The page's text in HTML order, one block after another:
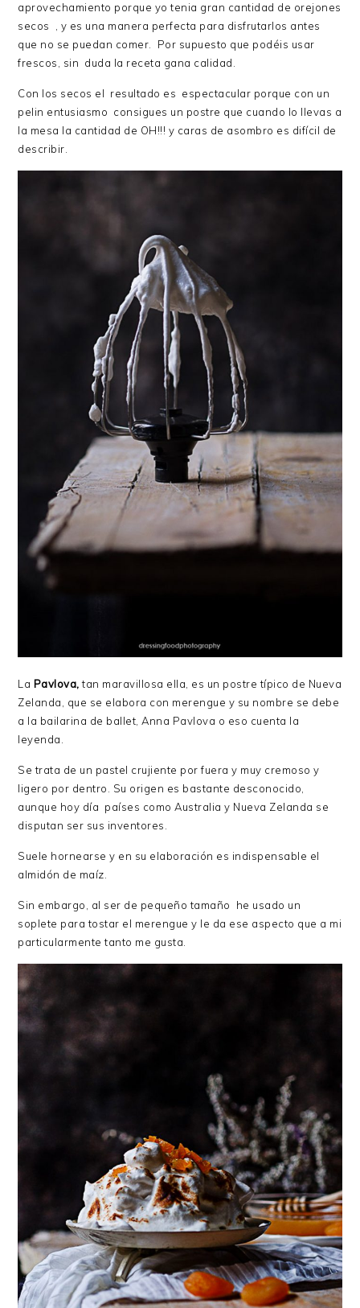
aprovechamiento porque yo tenia gran cantidad de orejones
secos , y es una manera perfecta para disfrutarlos antes
que no se puedan comer. Por supuesto que podéis usar
frescos, sin duda la receta gana calidad.
Con los secos el resultado es espectacular porque con un
pelin entusiasmo consigues un postre que cuando lo llevas a
la mesa la cantidad de OH!!! y caras de asombro es difícil de
describir.
La Pavlova,tan maravillosa ella, es un postre típico de Nueva
Zelanda, que se elabora con merengue y su nombre se debe
a la bailarina de ballet, Anna Pavlova o eso cuenta la
leyenda.
Se trata de un pastel crujiente por fuera y muy cremoso y
ligero por dentro. Su origen es bastante desconocido,
aunque hoy día países como Australia y Nueva Zelanda se
disputan ser sus inventores.
Suele hornearse y en su elaboración es indispensable el
almidón de maíz.
Sin embargo, al ser de pequeño tamaño he usado un
soplete para tostar el merengue y le da ese aspecto que a mi
particularmente tanto me gusta.